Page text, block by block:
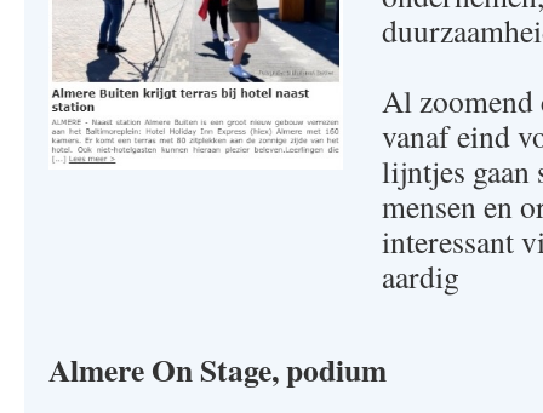
Al zoomend
vanaf eind
lijntjes gaan
mensen en
interessant
aardig
Almere On Stage, podium